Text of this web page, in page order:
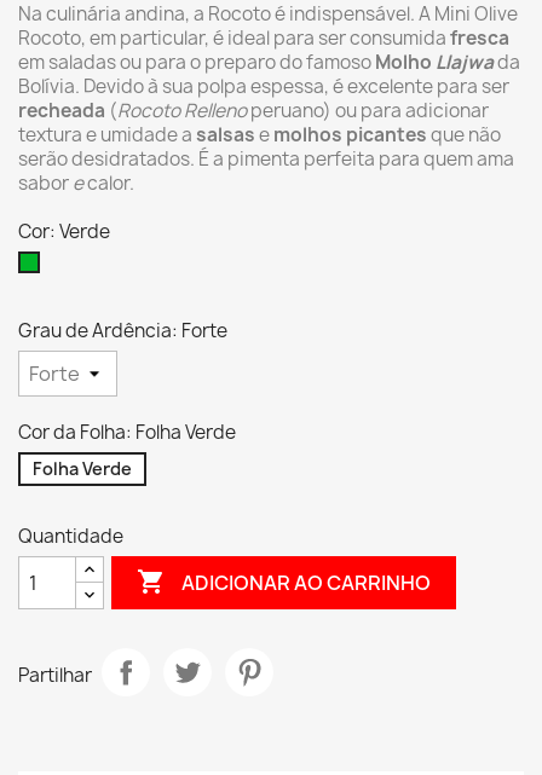
Na culinária andina, a Rocoto é indispensável. A Mini Olive
Rocoto, em particular, é ideal para ser consumidafresca
em saladas ou para o preparo do famosoMolho Llajwada
Bolívia. Devido à sua polpa espessa, é excelente para ser
recheada (Rocoto Rellenoperuano) ou para adicionar
textura e umidade asalsasemolhos picantesque não
serão desidratados. É a pimenta perfeita para quem ama
saborecalor.
Cor: Verde
Grau de Ardência: Forte
Cor da Folha: Folha Verde
Folha Verde
Quantidade
 ADICIONAR AO CARRINHO
Partilhar